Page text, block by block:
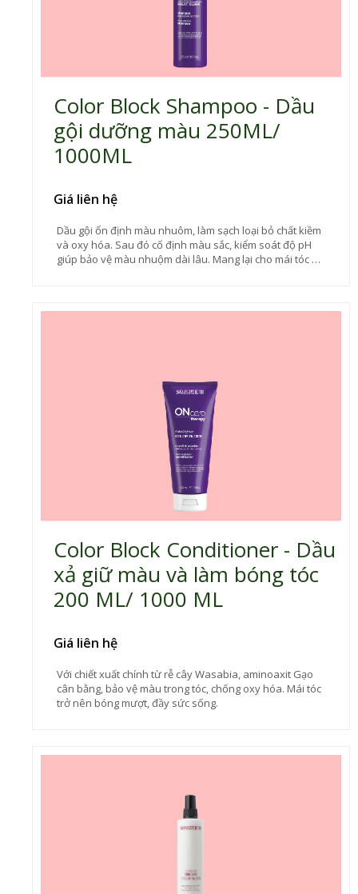
Color Block Shampoo - Dầu
gội dưỡng màu 250ML/
1000ML
Giá liên hệ
Dầu gội ổn định màu nhuôm, làm sạch loại bỏ chất kiềm
và oxy hóa. Sau đó cố định màu sắc, kiểm soát độ pH
giúp bảo vệ màu nhuộm dài lâu. Mang lại cho mái tóc sự
Color Block Conditioner - Dầu
xả giữ màu và làm bóng tóc
200 ML/ 1000 ML
Giá liên hệ
Với chiết xuất chính từ rễ cây Wasabia, aminoaxit Gạo
cân bằng, bảo vệ màu trong tóc, chống oxy hóa. Mái tóc
trở nên bóng mượt, đầy sức sống.